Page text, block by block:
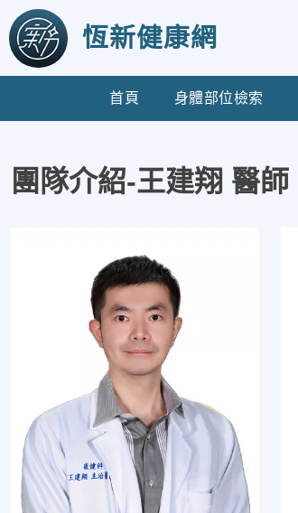
恆新健康網
首頁 身體部位檢索
團隊介紹-王建翔 醫師